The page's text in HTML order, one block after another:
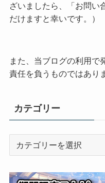
ざいましたら、「お問い
だけますと幸いです。）
また、当ブログの利用で
責任を負うものではあり
カテゴリー
リ